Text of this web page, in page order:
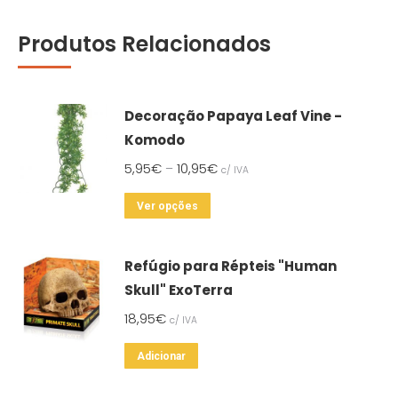
Produtos Relacionados
Decoração Papaya Leaf Vine -
Komodo
5,95€ – 10,95€ c/ IVA
Ver opções
multiple
variants.
Refúgio para Répteis "Human
Skull" ExoTerra
18,95€ c/ IVA
Adicionar